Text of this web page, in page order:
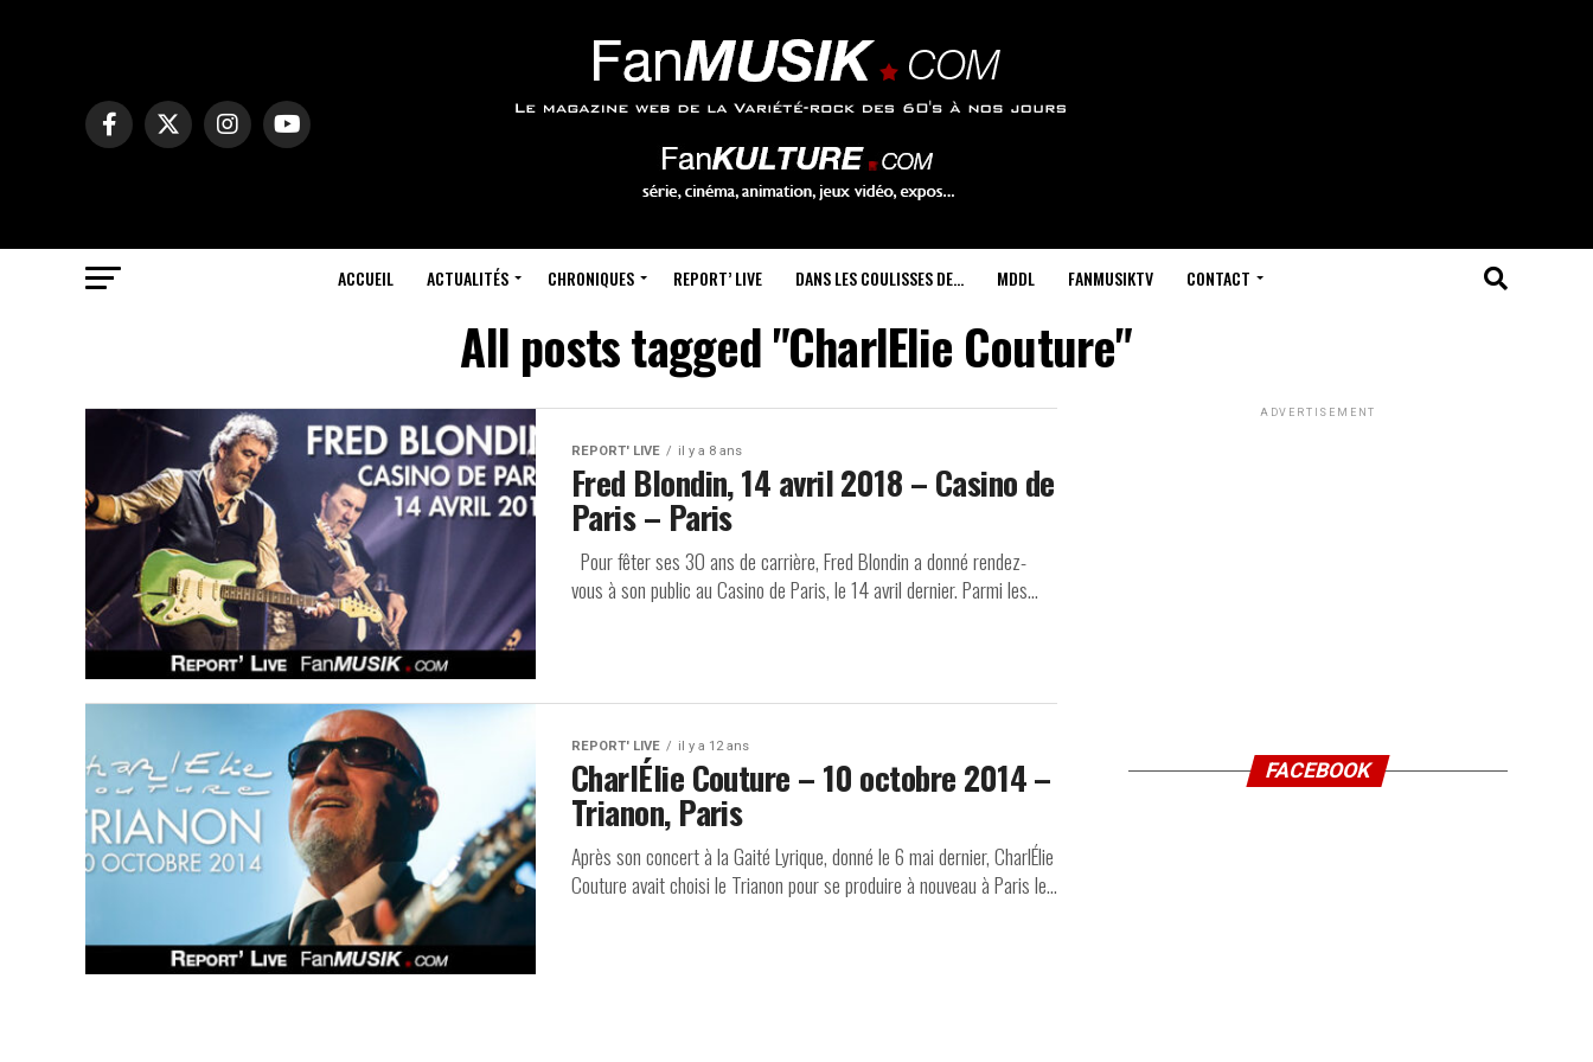
ACCUEIL ACTUALITÉS CHRONIQUES REPORT’ LIVE DANS LES COULISSES DE… MDDL FANMUSIKTV CONTACT
All posts tagged "CharlElie Couture"
REPORT' LIVE il y a 8 ans
Fred Blondin, 14 avril 2018 – Casino de
Paris – Paris
Pour fêter ses 30 ans de carrière, Fred Blondin a donné rendez-
vous à son public au Casino de Paris, le 14 avril dernier. Parmi les...
REPORT' LIVE il y a 12 ans
CharlÉlie Couture – 10 octobre 2014 –
Trianon, Paris
Après son concert à la Gaité Lyrique, donné le 6 mai dernier, CharlÉlie
Couture avait choisi le Trianon pour se produire à nouveau à Paris le...
ADVERTISEMENT
FACEBOOK